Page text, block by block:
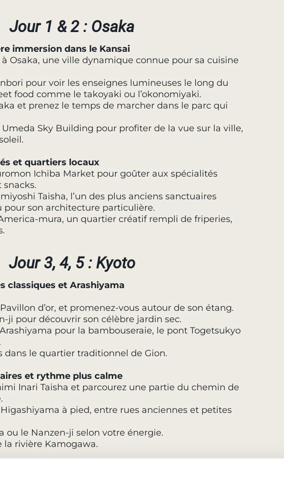
Jour 1 & 2 : Osaka
immersion dans le Kansai
Osaka, une ville dynamique connue pour sa cuisine
pour voir les enseignes lumineuses le long du
food comme le takoyaki ou l’okonomiyaki.
et prenez le temps de marcher dans le parc qui
Sky Building pour profiter de la vue sur la ville,
et quartiers locaux
Ichiba Market pour goûter aux spécialités
snacks.
Taisha, l’un des plus anciens sanctuaires
pour son architecture particulière.
mura, un quartier créatif rempli de friperies,
Jour 3, 4, 5 : Kyoto
classiques et Arashiyama
d’or, et promenez-vous autour de son étang.
ji pour découvrir son célèbre jardin sec.
pour la bambouseraie, le pont Togetsukyo
dans le quartier traditionnel de Gion.
et rythme plus calme
Inari Taisha et parcourez une partie du chemin de
à pied, entre rues anciennes et petites
ou le Nanzen-ji selon votre énergie.
la rivière Kamogawa.
à Nara